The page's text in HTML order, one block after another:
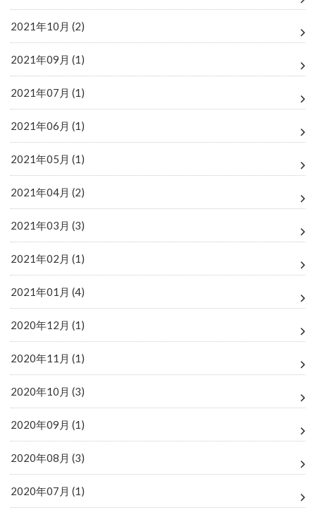
2021年10月 (2)
2021年09月 (1)
2021年07月 (1)
2021年06月 (1)
2021年05月 (1)
2021年04月 (2)
2021年03月 (3)
2021年02月 (1)
2021年01月 (4)
2020年12月 (1)
2020年11月 (1)
2020年10月 (3)
2020年09月 (1)
2020年08月 (3)
2020年07月 (1)